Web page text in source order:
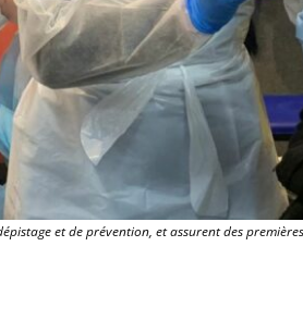
et de prévention, et assurent des